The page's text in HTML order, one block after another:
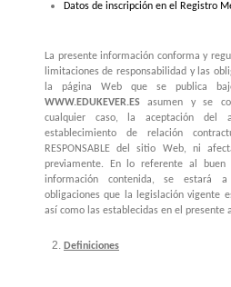
Datos de inscripción en el Registro
La presente información conforma y
limitaciones de responsabilidad y las
la página Web que se publica
WWW.EDUKEVER.ES
asumen y se
cualquier caso, la aceptación del
establecimiento de relación
RESPONSABLE del sitio Web, ni
previamente. En lo referente al
información contenida, se estará
obligaciones que la legislación vigente
así como las establecidas en el presente
Definiciones